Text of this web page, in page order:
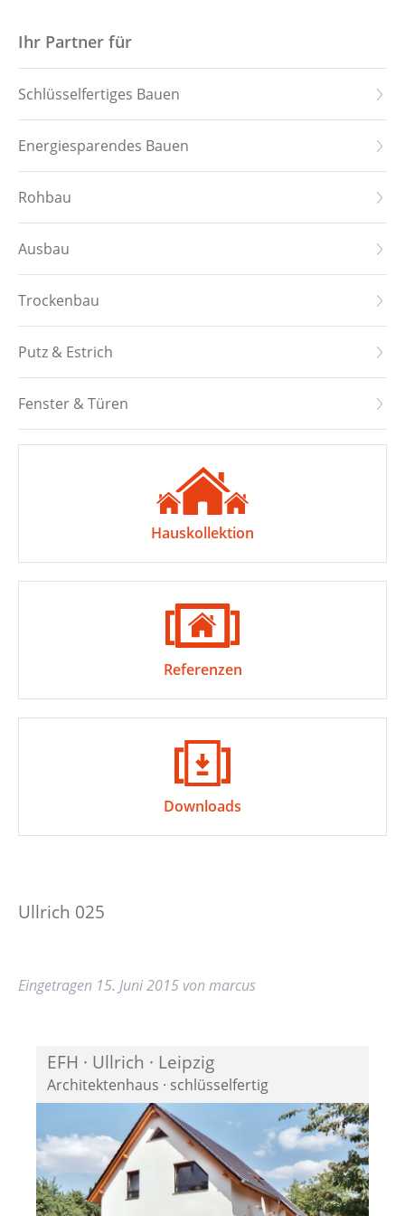
Hauskollektion
Downloads
Leistungen
Referenzen
Über uns
Stellenangebote
Kontakt
Ihr Partner für
Schlüsselfertiges Bauen
Energiesparendes Bauen
Rohbau
Ausbau
Trockenbau
Putz & Estrich
Fenster & Türen
Hauskollektion
Referenzen
Downloads
Ullrich 025
Eingetragen 15. Juni 2015 vonmarcus
EFH · Ullrich · Leipzig
Architektenhaus · schlüsselfertig